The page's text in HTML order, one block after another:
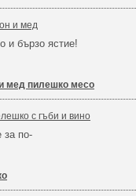
и мед
и бързо ястие!
мед пилешко месо
с гъби и вино
за по-